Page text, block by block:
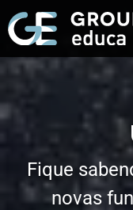
Fique
novas